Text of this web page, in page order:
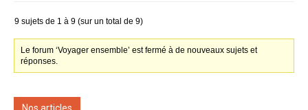
9 sujets de 1 à 9 (sur un total de 9)
Le forum ‘Voyager ensemble’ est fermé à de nouveaux sujets et
réponses.